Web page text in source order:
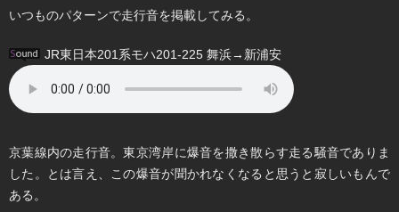
いつものパターンで走行音を掲載してみる。
JR東日本201系モハ201-225 舞浜→新浦安
京葉線内の走行音。東京湾岸に爆音を撒き散らす走る騒音でありま
した。とは言え、この爆音が聞かれなくなると思うと寂しいもんで
ある。